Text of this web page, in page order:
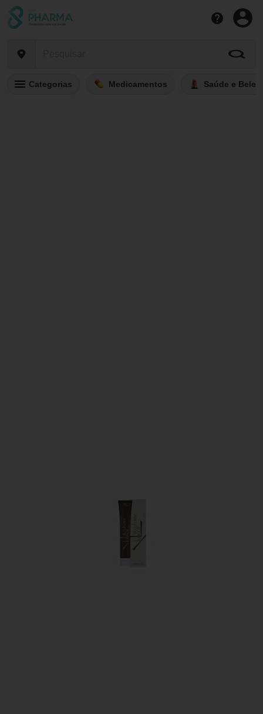
Categorias Medicamentos Saúde e